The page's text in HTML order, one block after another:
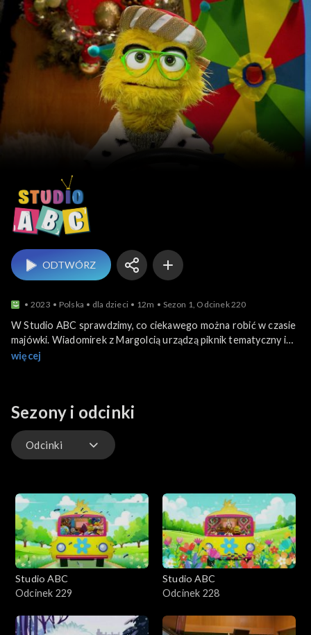
Studio ABC
ODTWÓRZ
2023 Polska dla dzieci 12m Sezon 1, Odcinek 220
W Studio ABC sprawdzimy, co ciekawego można robić w czasie
majówki. Wiadomirek z Margolcią urządzą piknik tematyczny i
przygotują się do świętowania.
więcej
Sezony i odcinki
Odcinki
Studio ABC
Odcinek 229
Studio ABC
Odcinek 228